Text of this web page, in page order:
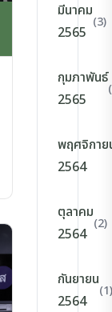
มีนาคม
2565
(3)
กุมภาพันธ์
2565
พฤศจิกาย
2564
ตุลาคม
2564
(2)
กันยายน
2564
(1)